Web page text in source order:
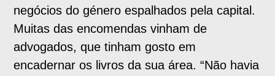
negócios do género espalhados pela capital.
Muitas das encomendas vinham de
advogados, que tinham gosto em
encadernar os livros da sua área. “Não havia